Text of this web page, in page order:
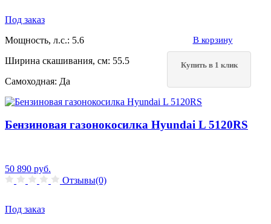
Под заказ
Мощность, л.с.: 5.6
Ширина скашивания, см: 55.5
Самоходная: Да
В корзину
Купить в 1 клик
Бензиновая газонокосилка Hyundai L 5120RS
50 890 руб.
Отзывы(0)
Под заказ